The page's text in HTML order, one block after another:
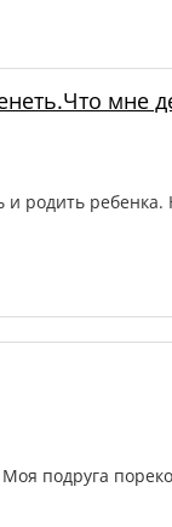
мне
родить
подруга